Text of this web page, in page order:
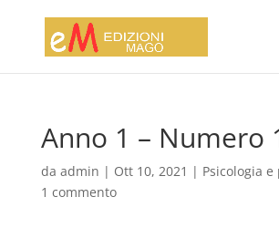
Anno 1 – Numero
da admin | Ott 10, 2021 | Psicologia
1 commento